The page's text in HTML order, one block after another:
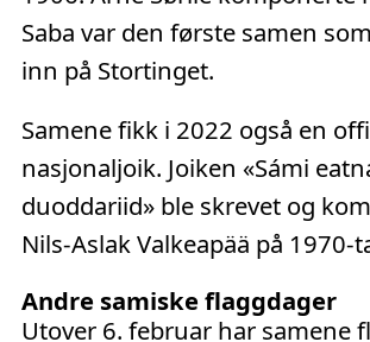
Saba var den første samen
inn på Stortinget.
Samene fikk i 2022 også en
nasjonaljoik. Joiken «Sámi
duoddariid» ble skrevet og
Nils-Aslak Valkeapää på 1970-
Andre samiske flaggdager
Utover 6. februar har samene